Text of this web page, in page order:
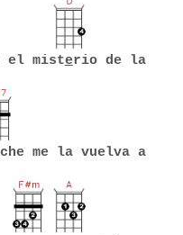
el misterio de la
che me la vuelva a